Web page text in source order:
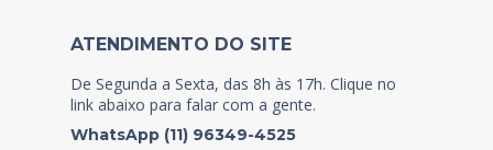
ATENDIMENTO DO SITE
De Segunda a Sexta, das 8h às 17h. Clique no
link abaixo para falar com a gente.
WhatsApp (11) 96349-4525